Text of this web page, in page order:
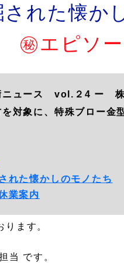
た懐かし
㊙エピソ
ニュース vol.２4 ー 株
対象に、特殊ブロー金
れた懐かしのモノたち
業案内
ります。
当 です。